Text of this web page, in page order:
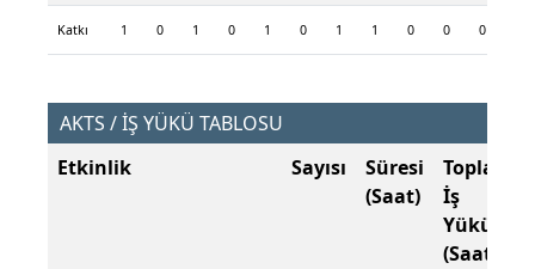
Katkı 1 0 1 0 1 0 1 1 0 0 0
AKTS / İŞ YÜKÜ TABLOSU
Etkinlik
Sayısı
Süresi
(Saat)
Toplam
İş
Yükü
(Saat)